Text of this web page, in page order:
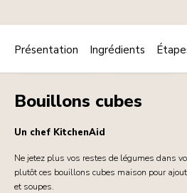
PLAT PRINCIPAL VÉGÉTARIEN
Bouillons cubes
Un chef KitchenAid
Ne jetez plus vos restes de légumes dans
plutôt ces bouillons cubes maison pour
et soupes.
Présentation Ingrédients